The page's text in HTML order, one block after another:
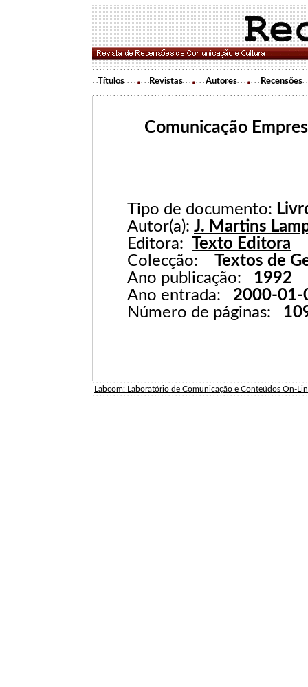
Títulos Revistas Autores Recensões
Comunicação
Tipo de documento:
Autor(a): J. Martins
Editora: Texto Editora
Colecção: Textos de
Ano publicação: 1992
Ano entrada: 2000-01-
Número de páginas:
Labcom: Laboratório de Comunicação e Conteúdos On-